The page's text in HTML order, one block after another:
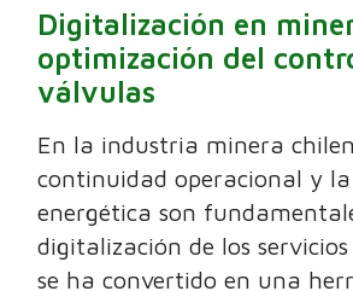
Digitalización en
optimización del
válvulas
En la industria minera
continuidad operacional y
energética son
digitalización de los
se ha convertido en una